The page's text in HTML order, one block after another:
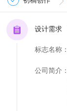
设计需求
标志名称 ：
公司简介 ：